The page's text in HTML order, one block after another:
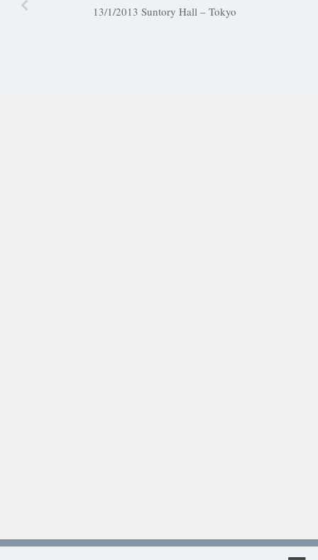
13/1/2013 Suntory Hall – Tokyo